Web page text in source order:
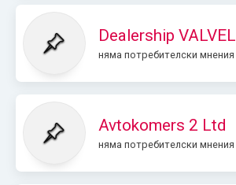
Dealership VALVEL
няма потребителски мнения
Avtokomers 2 Ltd
няма потребителски мнения